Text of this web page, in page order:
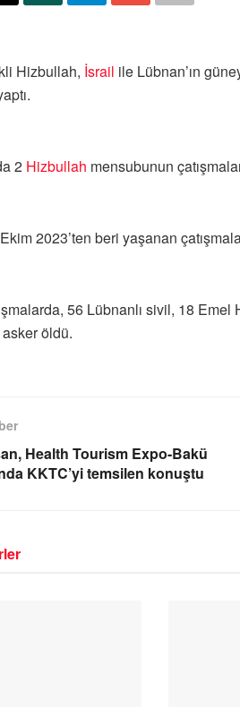
Hizbullah, İsrail ile Lübnan’ın
2 Hizbullah mensubunun
2023’ten beri yaşanan
56 Lübnanlı sivil, 18
öldü.
Health Tourism Expo-Bakü
KKTC’yi temsilen konuştu